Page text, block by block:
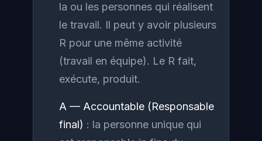
la ou les personnes qui réalisent
le travail. Il peut y avoir plusieurs
R pour une même activité
(travail en équipe). Le R fait,
exécute, produit.
A — Accountable (Responsable
final) : la personne unique qui